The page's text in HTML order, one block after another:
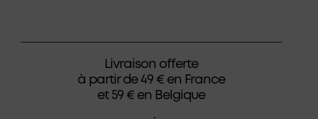
Livraison offerte
à partir de 49 € en France
et 59 € en Belgique